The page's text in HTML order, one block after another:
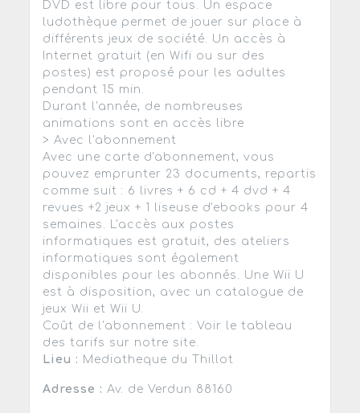
DVD est libre pour tous. Un espace
ludothèque permet de jouer sur place à
différents jeux de société. Un accès à
Internet gratuit (en Wifi ou sur des
postes) est proposé pour les adultes
pendant 15 min.
Durant l'année, de nombreuses
animations sont en accès libre
> Avec l'abonnement
Avec une carte d'abonnement, vous
pouvez emprunter 23 documents, repartis
comme suit : 6 livres + 6 cd + 4 dvd + 4
revues +2 jeux + 1 liseuse d'ebooks pour 4
semaines. L'accès aux postes
informatiques est gratuit, des ateliers
informatiques sont également
disponibles pour les abonnés. Une Wii U
est à disposition, avec un catalogue de
jeux Wii et Wii U.
Coût de l'abonnement : Voir le tableau
des tarifs sur notre site.
Lieu : Mediatheque du Thillot
Adresse : Av. de Verdun 88160